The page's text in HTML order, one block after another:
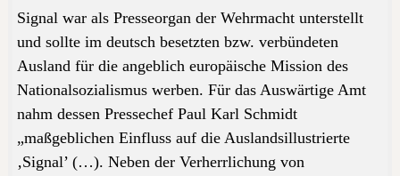
Signal war als Presseorgan der Wehrmacht unterstellt
und sollte im deutsch besetzten bzw. verbündeten
Ausland für die angeblich europäische Mission des
Nationalsozialismus werben. Für das Auswärtige Amt
nahm dessen Pressechef Paul Karl Schmidt
„maßgeblichen Einfluss auf die Auslandsillustrierte
‚Signal’ (…). Neben der Verherrlichung von